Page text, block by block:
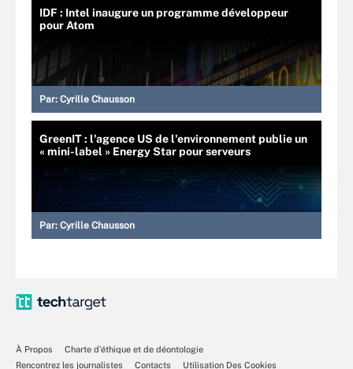
IDF : Intel inaugure un programme développeur
pour Atom
Par: Cyrille Chausson
GreenIT : l'agence US de l'environnement publie un
« mini-label » Energy Star pour serveurs
Par: Cyrille Chausson
À Propos
Charte d’éthique et de déontologie
Rencontrez les journalistes
Contacts
Utilisation Des Cookies